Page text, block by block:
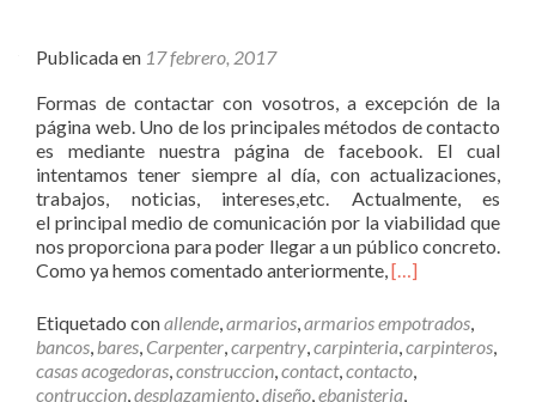
Publicada en 17 febrero, 2017
Formas de contactar con vosotros, a excepción de la
página web. Uno de los principales métodos de contacto
es mediante nuestra página de facebook. El cual
intentamos tener siempre al día, con actualizaciones,
trabajos, noticias, intereses,etc. Actualmente, es
el principal medio de comunicación por la viabilidad que
nos proporciona para poder llegar a un público concreto.
Como ya hemos comentado anteriormente,L
e
r
m
á
[…]
Etiquetado conallende,armarios,armarios empotrados,
bancos, bares, Carpenter,carpentry,carpinteria,carpinteros,
casas acogedoras,construccion,contact,contacto,
contruccion,desplazamiento,diseño,ebanisteria,